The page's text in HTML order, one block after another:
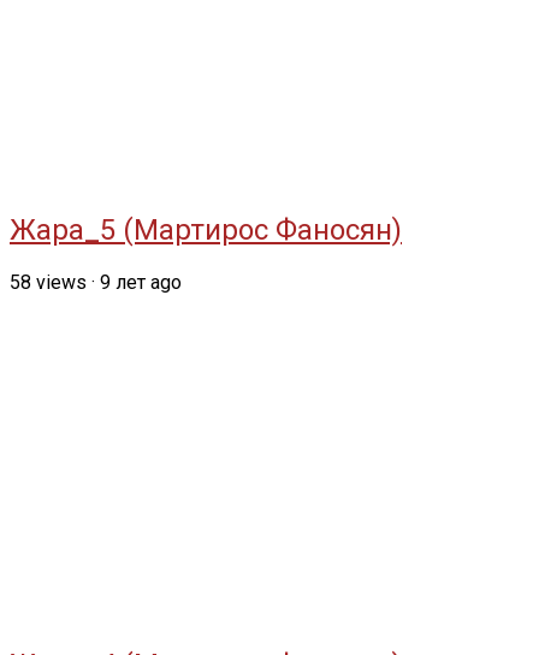
Жара_5 (Мартирос Фаносян)
58 views · 9 лет ago